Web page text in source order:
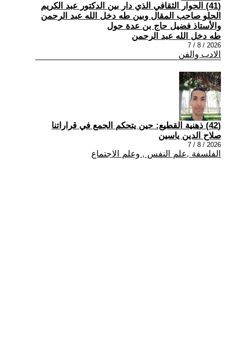
(41) الحوار الثقافي الذي دار بين الدكتور عبد الكريم
الحلو صاحب المقال وبين طه دخل الله عبد الرحمن
والأستاذ فضيل حاج بن عدة حول
طه دخل الله عبد الرحمن
2026 / 8 / 7
الادب والفن
(42) ذهنية القطيع: حين يتحكم الجمع في قراراتنا
صلاح الدين ياسين
2026 / 8 / 7
الفلسفة ,علم النفس , وعلم الاجتماع